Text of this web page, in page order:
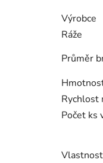
Výrobce
Ráže
Průměr
Rychlost
Počet ks